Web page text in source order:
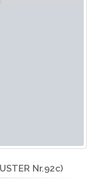
Nr.92c)